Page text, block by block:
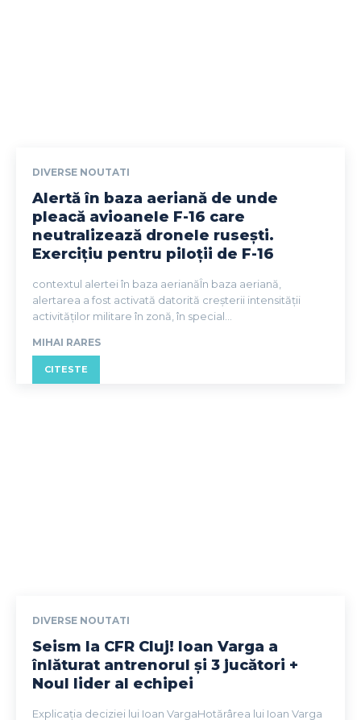
DIVERSE NOUTATI
Alertă în baza aeriană de unde
pleacă avioanele F-16 care
neutralizează dronele rusești.
Exercițiu pentru piloții de F-16
contextul alertei în baza aerianăÎn baza aeriană,
alertarea a fost activată datorită creșterii intensității
activităților militare în zonă, în special...
MIHAI RARES
CITESTE
DIVERSE NOUTATI
Seism la CFR Cluj! Ioan Varga a
înlăturat antrenorul și 3 jucători +
Noul lider al echipei
Explicația deciziei lui Ioan VargaHotărârea lui Ioan Varga